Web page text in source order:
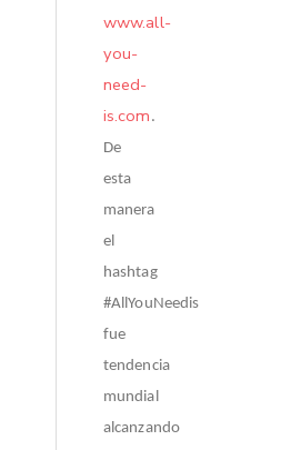
www.all-
you-
need-
is.com .
De
esta
manera
el
hashtag
#AllYouNeedis
fue
tendencia
mundial
alcanzando